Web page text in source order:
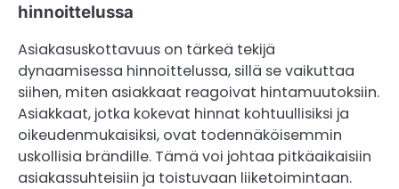
hinnoittelussa
Asiakasuskottavuus on tärkeä tekijä
dynaamisessa hinnoittelussa, sillä se vaikuttaa
siihen, miten asiakkaat reagoivat hintamuutoksiin.
Asiakkaat, jotka kokevat hinnat kohtuullisiksi ja
oikeudenmukaisiksi, ovat todennäköisemmin
uskollisia brändille. Tämä voi johtaa pitkäaikaisiin
asiakassuhteisiin ja toistuvaan liiketoimintaan.